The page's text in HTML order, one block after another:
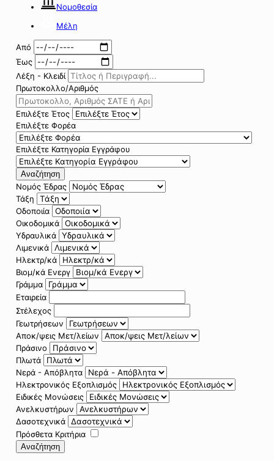
Νομοθεσία
Μέλη
Από
Έως
Λέξη - Κλειδί
Πρωτοκολλο/Αριθμός
Επιλέξτε Έτος
Επιλέξτε Φορέα
Επιλέξτε Κατηγορία Εγγράφου
Αναζήτηση
Νομός Έδρας
Τάξη
Οδοποιία
Οικοδομικά
Υδραυλικά
Λιμενικά
Ηλεκτρ/κά
Βιομ/κά Ενεργ
Γράμμα
Εταιρεία
Στέλεχος
Γεωτρήσεων
Αποκ/ψεις Μετ/λείων
Πράσινο
Πλωτά
Νερά - Απόβλητα
Ηλεκτρονικός Εξοπλισμός
Ειδικές Μονώσεις
Ανελκυστήρων
Δασοτεχνικά
Πρόσθετα Κριτήρια
Αναζήτηση